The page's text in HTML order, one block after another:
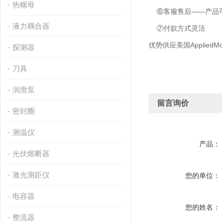
热螺母
液力耦合器
探测器
刀具
润滑泵
密封圈
测温仪
光伏熔断器
激光测距仪
电容器
整流器
⑥客服售后——产品可
⑦付款方式灵活
优势供应美国
留言询价
产品：
您的单位：
您的姓名：